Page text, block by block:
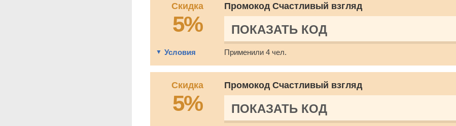
Скидка
5%
Промокод Счастливый взгляд
ПОКАЗАТЬ КОД
Условия Применили 4 чел.
Скидка
5%
Промокод Счастливый взгляд
ПОКАЗАТЬ КОД